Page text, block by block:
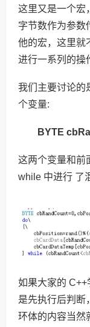
这里又是一个宏
字节数作为参数
他的宏，这里就
进行一系列的操
我们主要讨论
个变量:
BYTE
这两个变量和
while 中进行 了
如果大家的
是先执行后判断
环体的内容当然